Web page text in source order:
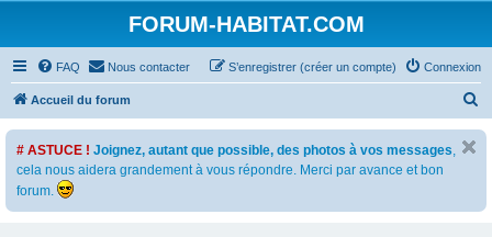
FORUM-HABITAT.COM
FAQ Nous contacter Connexion
S’enregistrer (créer un compte)
Accueil du forum
e
# ASTUCE ! Joignez, autant que possible, des photos à vos messages,
cela nous aidera grandement à vous répondre. Merci par avance et bon
forum.